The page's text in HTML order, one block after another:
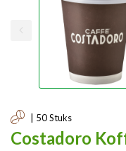
| 50 Stuks
Costadoro